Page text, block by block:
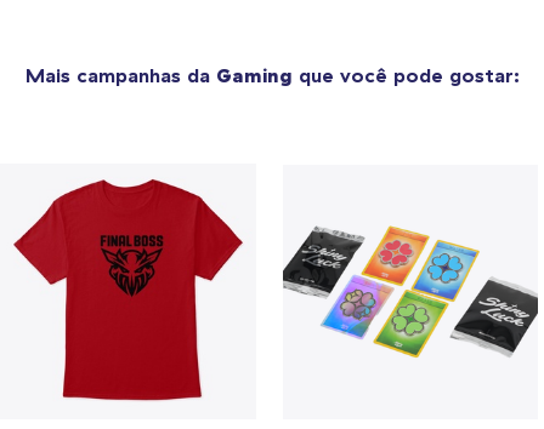
Mais campanhas da Gaming que você pode gostar: